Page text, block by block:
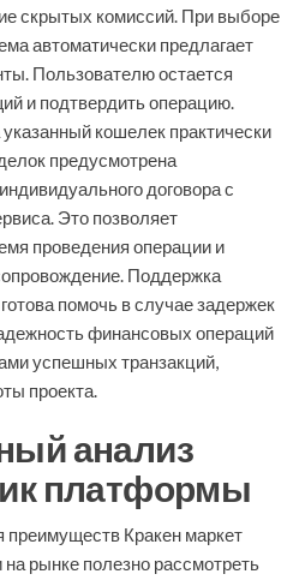
скрытых комиссий. При выборе
автоматически предлагает
Пользователю остается
и подтвердить операцию.
кошелек практически
предусмотрена
договора с
Это позволяет
проведения операции и
Поддержка
помочь в случае задержек
финансовых операций
успешных транзакций,
проекта.
анализ
платформы
преимуществ Кракен маркет
рынке полезно рассмотреть